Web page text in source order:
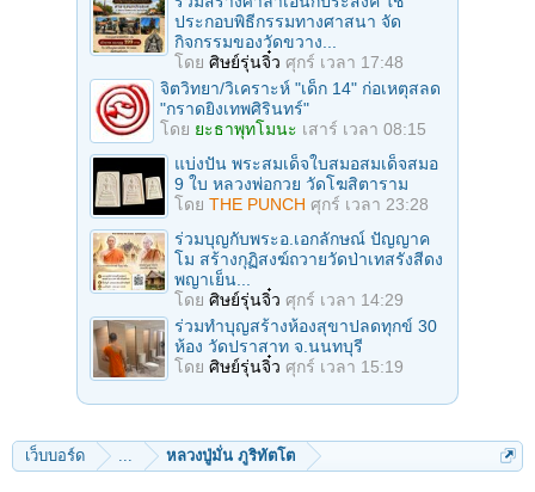
ประกอบพิธีกรรมทางศาสนา จัด
กิจกรรมของวัดขวาง...
โดย ศิษย์รุ่นจิ๋ว ศุกร์ เวลา 17:48
จิตวิทยา/วิเคราะห์ "เด็ก 14" ก่อเหตุสลด
"กราดยิงเทพศิรินทร์"
โดย ยะธาพุทโมนะ เสาร์ เวลา 08:15
แบ่งปัน พระสมเด็จใบสมอสมเด็จสมอ
9 ใบ หลวงพ่อกวย วัดโฆสิตาราม
โดย THE PUNCH ศุกร์ เวลา 23:28
ร่วมบุญกับพระอ.เอกลักษณ์ ปัญญาค
โม สร้างกุฏิสงฆ์ถวายวัดป่าเทสรังสีดง
พญาเย็น...
โดย ศิษย์รุ่นจิ๋ว ศุกร์ เวลา 14:29
ร่วมทําบุญสร้างห้องสุขาปลดทุกข์ 30
ห้อง วัดปราสาท จ.นนทบุรี
โดย ศิษย์รุ่นจิ๋ว ศุกร์ เวลา 15:19
เว็บบอร์ด ... หลวงปู่มั่น ภูริทัตโต